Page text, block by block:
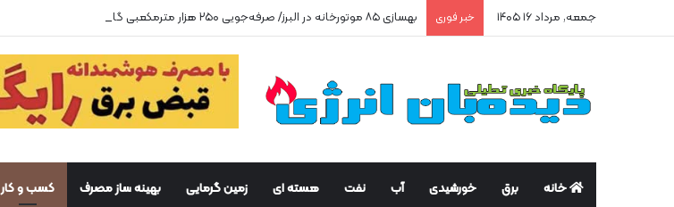
جمعه, مرداد ۱۶ ۱۴۰۵ خبر فوری بهسازی ۸۵ موتورخانه در البرز/ صرفه‌جویی ۲۵۰ هزار مترمکعبی گاز در سه ماه
خانه برق خورشیدی آب نفت هسته ای زمین گرمایی بهینه ساز مصرف کسب و کار